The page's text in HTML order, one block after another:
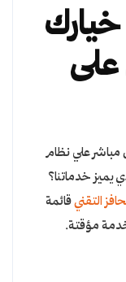
خيارك
مباشر علي نظام
يميز خدماتنا؟
التقنيقائمة
مؤقتة.